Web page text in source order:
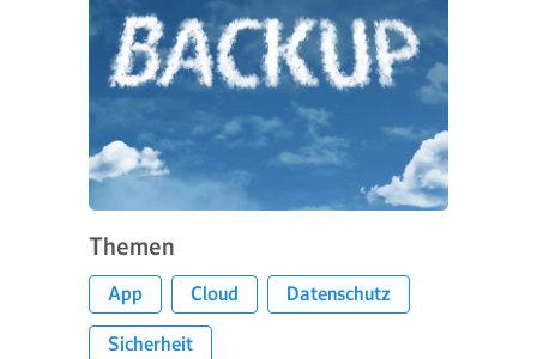
Themen
App Cloud
Datenschutz
Sicherheit